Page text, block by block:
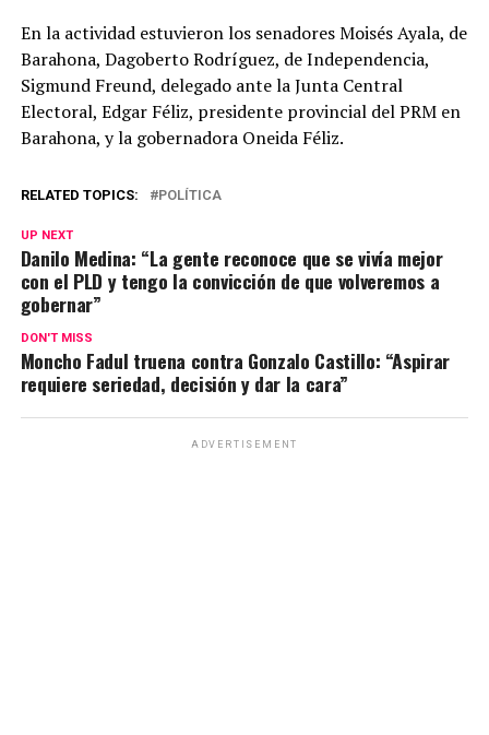
En la actividad estuvieron los senadores Moisés Ayala, de
Barahona, Dagoberto Rodríguez, de Independencia,
Sigmund Freund, delegado ante la Junta Central
Electoral, Edgar Féliz, presidente provincial del PRM en
Barahona, y la gobernadora Oneida Féliz.
RELATED TOPICS: POLÍTICA
UP NEXT
Danilo Medina: “La gente reconoce que se vivía mejor
con el PLD y tengo la convicción de que volveremos a
gobernar”
DON'T MISS
Moncho Fadul truena contra Gonzalo Castillo: “Aspirar
requiere seriedad, decisión y dar la cara”
ADVERTISEMENT